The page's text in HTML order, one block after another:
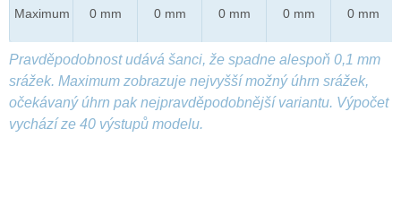
Maximum 0 mm 0 mm 0 mm 0 mm 0 mm
Pravděpodobnost udává šanci, že spadne alespoň 0,1 mm
srážek. Maximum zobrazuje nejvyšší možný úhrn srážek,
očekávaný úhrn pak nejpravděpodobnější variantu. Výpočet
vychází ze 40 výstupů modelu.